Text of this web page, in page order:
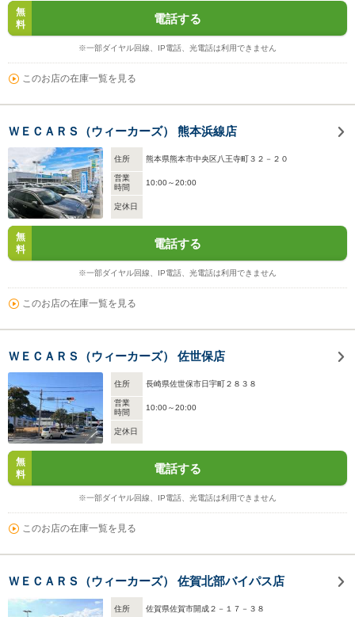
無
料
電話する
※一部ダイヤル回線、IP電話、光電話は利用できません
このお店の在庫一覧を見る
ＷＥＣＡＲＳ（ウィーカーズ） 熊本浜線店
住所 熊本県熊本市中央区八王寺町３２－２０
営業
時間
10:00～20:00
定休日
無
料
電話する
※一部ダイヤル回線、IP電話、光電話は利用できません
このお店の在庫一覧を見る
ＷＥＣＡＲＳ（ウィーカーズ） 佐世保店
住所 長崎県佐世保市日宇町２８３８
営業
時間
10:00～20:00
定休日
無
料
電話する
※一部ダイヤル回線、IP電話、光電話は利用できません
このお店の在庫一覧を見る
ＷＥＣＡＲＳ（ウィーカーズ） 佐賀北部バイパス店
住所 佐賀県佐賀市開成２－１７－３８